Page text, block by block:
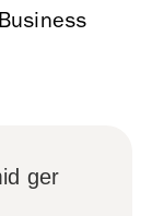
ger